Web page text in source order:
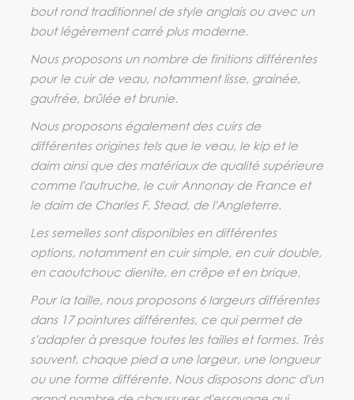
bout rond traditionnel de style anglais ou avec un
bout légèrement carré plus moderne.
Nous proposons un nombre de finitions différentes
pour le cuir de veau, notamment lisse, grainée,
gaufrée, brûlée et brunie.
Nous proposons également des cuirs de
différentes origines tels que le veau, le kip et le
daim ainsi que des matériaux de qualité supérieure
comme l'autruche, le cuir Annonay de France et
le daim de Charles F. Stead, de l'Angleterre.
Les semelles sont disponibles en différentes
options, notamment en cuir simple, en cuir double,
en caoutchouc dienite, en crêpe et en brique.
Pour la taille, nous proposons 6 largeurs différentes
dans 17 pointures différentes, ce qui permet de
s'adapter à presque toutes les tailles et formes. Très
souvent, chaque pied a une largeur, une longueur
ou une forme différente. Nous disposons donc d'un